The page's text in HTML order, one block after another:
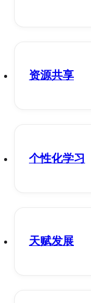
资源共享
个性化学习
天赋发展